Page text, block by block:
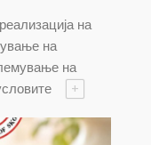
на
на
на
+